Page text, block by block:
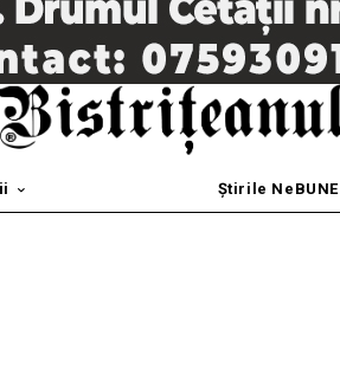
Știrile NeBUNE